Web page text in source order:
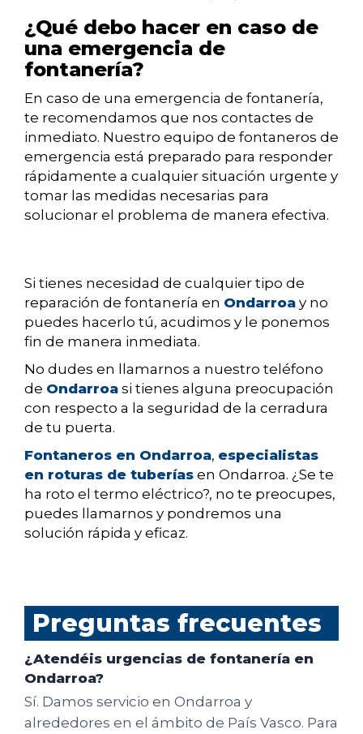
¿Qué debo hacer en caso de
una emergencia de
fontanería?
En caso de una emergencia de fontanería,
te recomendamos que nos contactes de
inmediato. Nuestro equipo de fontaneros de
emergencia está preparado para responder
rápidamente a cualquier situación urgente y
tomar las medidas necesarias para
solucionar el problema de manera efectiva.
Si tienes necesidad de cualquier tipo de
reparación de fontanería en Ondarroa y no
puedes hacerlo tú, acudimos y le ponemos
fin de manera inmediata.
No dudes en llamarnos a nuestro teléfono
de Ondarroa si tienes alguna preocupación
con respecto a la seguridad de la cerradura
de tu puerta.
Fontaneros en Ondarroa, especialistas
en roturas de tuberías en Ondarroa. ¿Se te
ha roto el termo eléctrico?, no te preocupes,
puedes llamarnos y pondremos una
solución rápida y eficaz.
Preguntas frecuentes
¿Atendéis urgencias de fontanería en
Ondarroa?
Sí. Damos servicio en Ondarroa y
alrededores en el ámbito de País Vasco. Para